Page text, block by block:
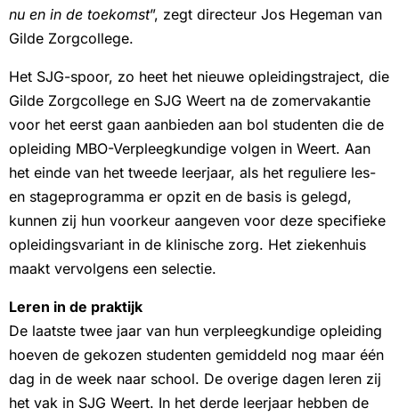
nu en in de toekomst”, zegt directeur Jos Hegeman van
Gilde Zorgcollege.
Het SJG-spoor, zo heet het nieuwe opleidingstraject, die
Gilde Zorgcollege en SJG Weert na de zomervakantie
voor het eerst gaan aanbieden aan bol studenten die de
opleiding MBO-Verpleegkundige volgen in Weert. Aan
het einde van het tweede leerjaar, als het reguliere les-
en stageprogramma er opzit en de basis is gelegd,
kunnen zij hun voorkeur aangeven voor deze specifieke
opleidingsvariant in de klinische zorg. Het ziekenhuis
maakt vervolgens een selectie.
Leren in de praktijk
De laatste twee jaar van hun verpleegkundige opleiding
hoeven de gekozen studenten gemiddeld nog maar één
dag in de week naar school. De overige dagen leren zij
het vak in SJG Weert. In het derde leerjaar hebben de